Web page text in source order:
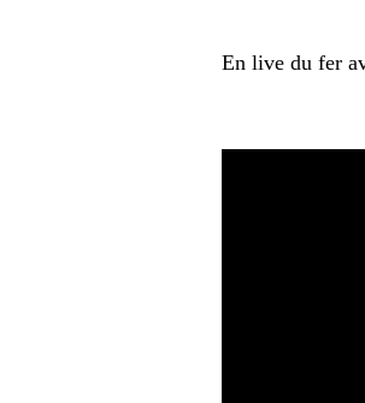
En live du fer